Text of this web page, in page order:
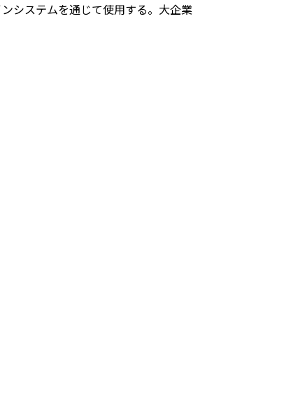
システムを通じて使用する。大企業